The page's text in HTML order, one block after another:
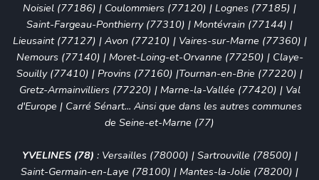
Noisiel (77186) | Coulommiers (77120) | Lognes (77185) |
Saint-Fargeau-Ponthierry (77310) | Montévrain (77144) |
Lieusaint (77127) | Avon (77210) | Vaires-sur-Marne (77360) |
Nemours (77140) | Moret-Loing-et-Orvanne (77250) | Claye-
Souilly (77410) | Provins (77160) |Tournan-en-Brie (77220) |
Gretz-Armainvilliers (77220) | Marne-la-Vallée (77420) | Val
d'Europe | Carré Sénart... Ainsi que dans les autres communes
de Seine-et-Marne (77)
YVELINES (78) : Versailles (78000) | Sartrouville (78500) |
Saint-Germain-en-Laye (78100) | Mantes-la-Jolie (78200) |